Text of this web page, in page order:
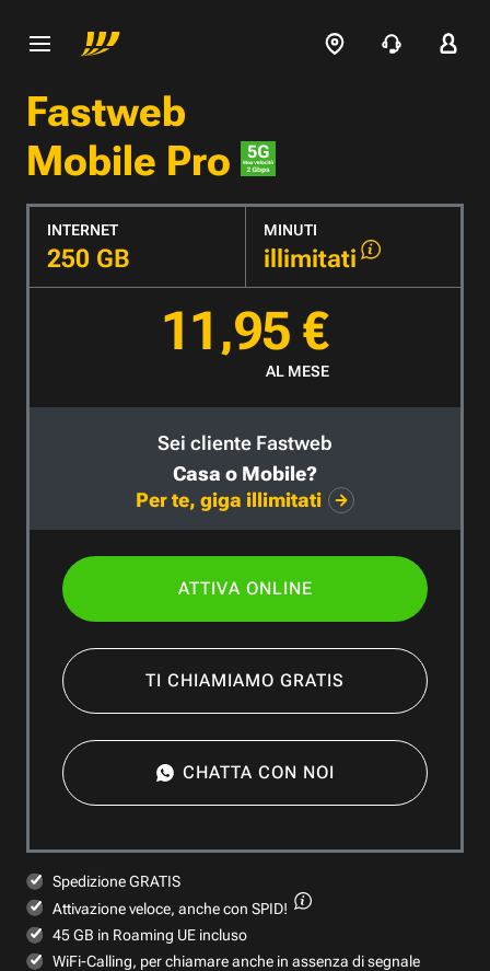
Fastweb
Mobile Pro
INTERNET
250 GB
MINUTI
illimitati
11,95 €
AL MESE
Sei cliente Fastweb
Casa o Mobile?
Per te, giga illimitati
ATTIVA ONLINE
TI CHIAMIAMO GRATIS
CHATTA CON NOI
Spedizione GRATIS
Attivazione veloce, anche con SPID!
45 GB in Roaming UE incluso
WiFi-Calling, per chiamare anche in assenza di segnale